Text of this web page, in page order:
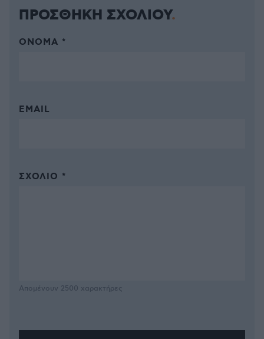
ΠΡΟΣΘΗΚΗ ΣΧΟΛΙΟΥ
ΌΝΟΜΑ *
EMAIL
ΣΧΌΛΙΟ *
Απομένουν 2500 χαρακτήρες